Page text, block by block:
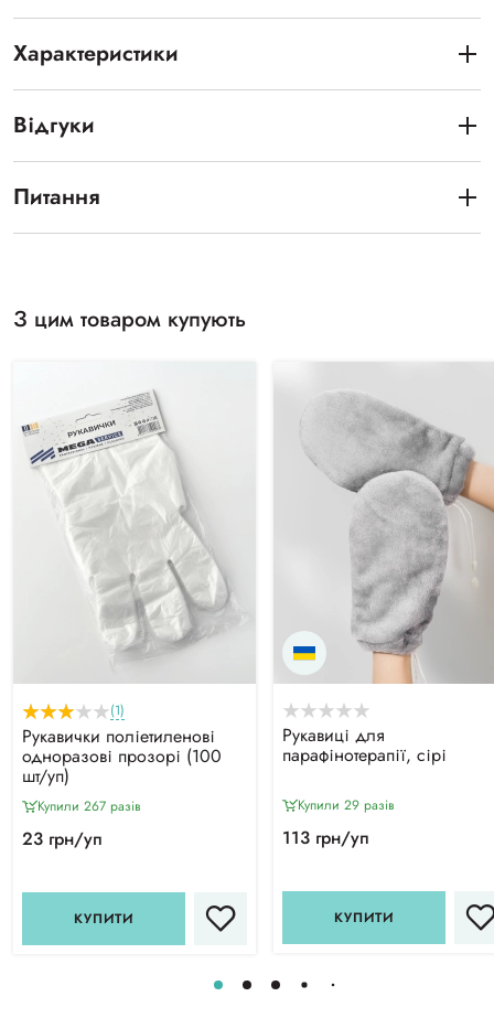
Характеристики
Відгуки
Питання
З цим товаром купують
(1)
Рукавички поліетиленові
одноразові прозорі (100
шт/уп)
Купили 267 разiв
23 грн/уп
КУПИТИ
Рукавиці для
парафінотерапії, сірі
Купили 29 разiв
113 грн/уп
КУПИТИ